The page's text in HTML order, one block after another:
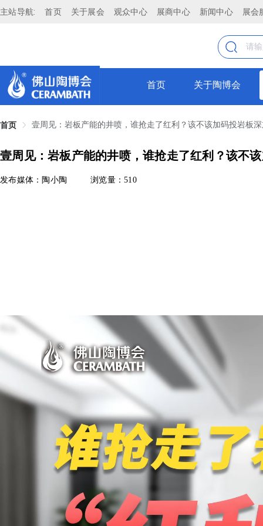
主站导航: 首页 关于展会 观众中心 展商中心 新闻中心 展会
首页 关于陶博会
首页 壹周见：岩板产能的井喷，谁抢走了红利？该不该加码投岩板
壹周见：岩板产能的井喷，谁抢走了红利？该不
发布媒体：陶小陶 浏览量：510